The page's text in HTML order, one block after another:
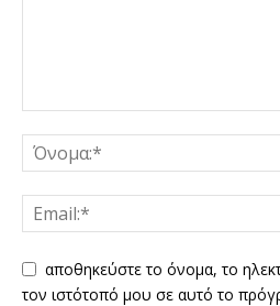
αποθηκεύστε το όνομα, το
τον ιστότοπό μου σε αυτό το